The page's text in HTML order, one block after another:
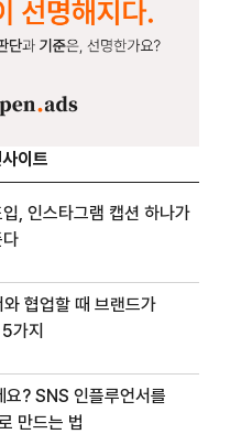
이트
, 인스타그램 캡션 하나가
협업할 때 브랜드가
가지
요? SNS 인플루언서를
만드는 법